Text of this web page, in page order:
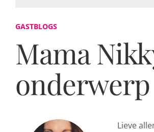
GASTBLOGS
Mama
Lieve